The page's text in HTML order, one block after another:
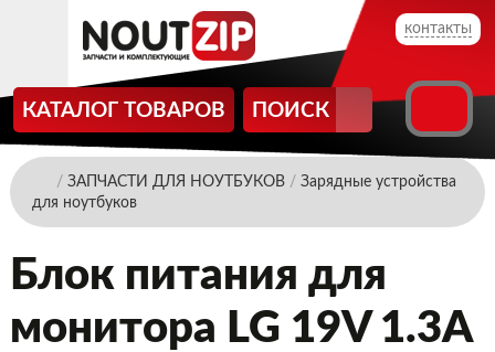
контакты
КАТАЛОГ ТОВАРОВ ПОИСК
/ ЗАПЧАСТИ ДЛЯ НОУТБУКОВ/ Зарядные устройства
для ноутбуков
Блок питания для
монитора LG 19V 1.3A